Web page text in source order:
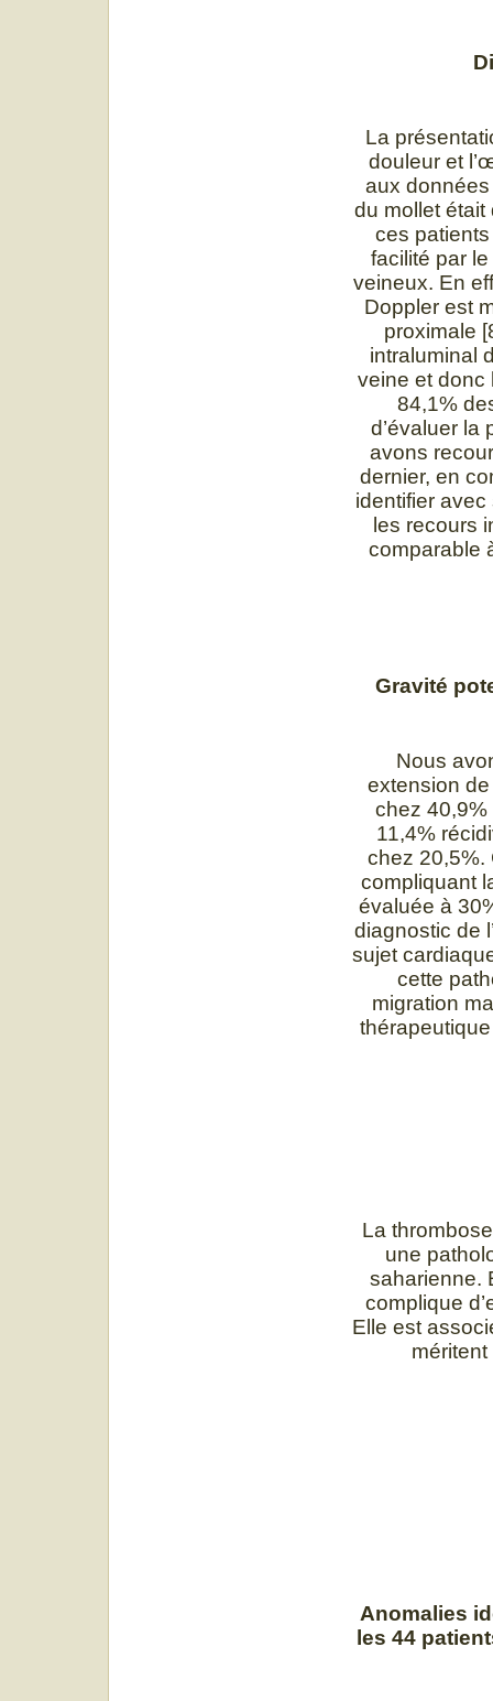
La
douleur et
aux
du mollet était
ces
facilité par
veineux. En
Doppler est
proximale
intraluminal
veine et donc
84,1%
d’évaluer la
avons
dernier, en
identifier
les recours
comparable
Gravité
Nous
extension
chez
11,4%
chez 20,5%.
compliquant
évaluée à
diagnostic de
sujet
cette
migration
La
une
saharienne.
complique
Elle est
Anomalies
les 44